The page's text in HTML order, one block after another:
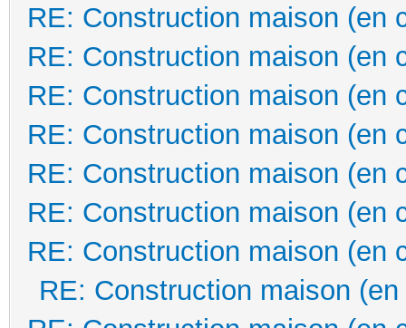
RE: Construction maison (en
RE: Construction maison (en
RE: Construction maison (en
RE: Construction maison (en
RE: Construction maison (en
RE: Construction maison (en
RE: Construction maison (en
RE: Construction maison